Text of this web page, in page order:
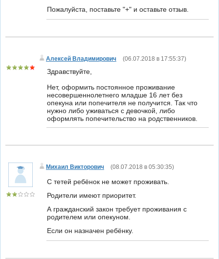
Пожалуйста, поставьте "+" и оставьте отзыв.
Алексей Владимирович (06.07.2018 в 17:55:37)
Здравствуйте,
Нет, оформить постоянное проживание
несовершеннолетнего младше 16 лет без
опекуна или попечителя не получится. Так что
нужно либо уживаться с девочкой, либо
оформлять попечительство на родственников.
Михаил Викторович (08.07.2018 в 05:30:35)
С тетей ребёнок не может проживать.
Родители имеют приоритет.
А гражданский закон требует проживания с
родителем или опекуном.
Если он назначен ребёнку.